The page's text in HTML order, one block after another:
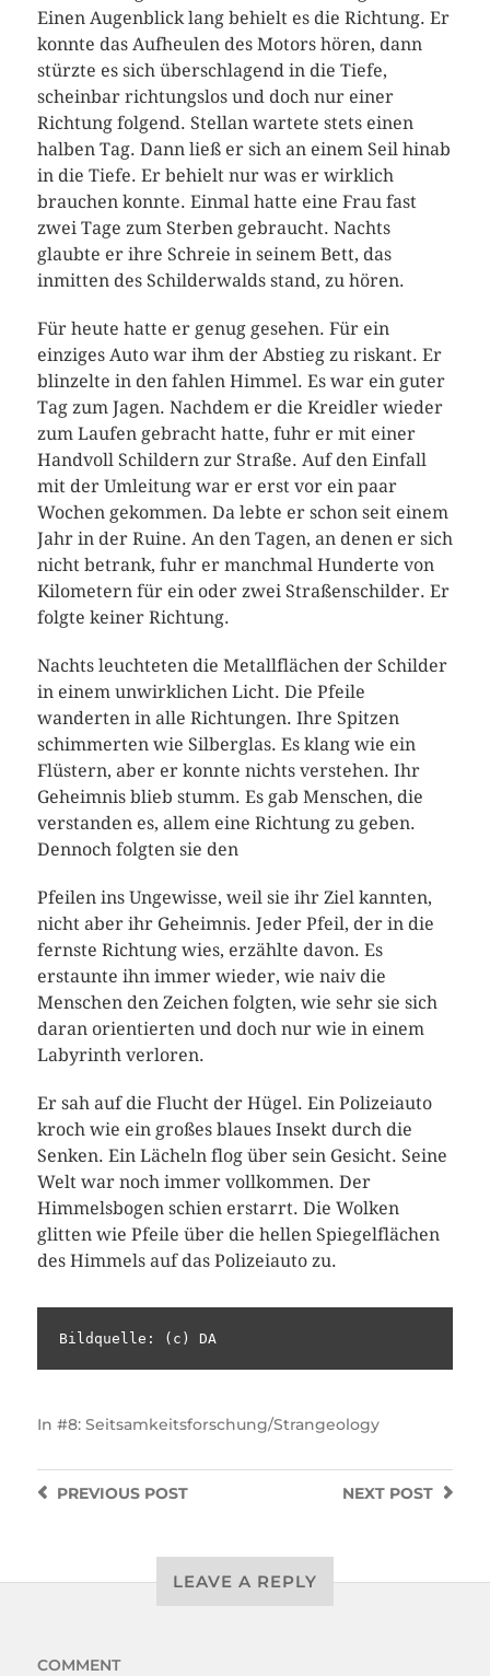
Einen Augenblick lang behielt es die Richtung. Er
konnte das Aufheulen des Motors hören, dann
stürzte es sich überschlagend in die Tiefe,
scheinbar richtungslos und doch nur einer
Richtung folgend. Stellan wartete stets einen
halben Tag. Dann ließ er sich an einem Seil hinab
in die Tiefe. Er behielt nur was er wirklich
brauchen konnte. Einmal hatte eine Frau fast
zwei Tage zum Sterben gebraucht. Nachts
glaubte er ihre Schreie in seinem Bett, das
inmitten des Schilderwalds stand, zu hören.
Für heute hatte er genug gesehen. Für ein
einziges Auto war ihm der Abstieg zu riskant. Er
blinzelte in den fahlen Himmel. Es war ein guter
Tag zum Jagen. Nachdem er die Kreidler wieder
zum Laufen gebracht hatte, fuhr er mit einer
Handvoll Schildern zur Straße. Auf den Einfall
mit der Umleitung war er erst vor ein paar
Wochen gekommen. Da lebte er schon seit einem
Jahr in der Ruine. An den Tagen, an denen er sich
nicht betrank, fuhr er manchmal Hunderte von
Kilometern für ein oder zwei Straßenschilder. Er
folgte keiner Richtung.
Nachts leuchteten die Metallflächen der Schilder
in einem unwirklichen Licht. Die Pfeile
wanderten in alle Richtungen. Ihre Spitzen
schimmerten wie Silberglas. Es klang wie ein
Flüstern, aber er konnte nichts verstehen. Ihr
Geheimnis blieb stumm. Es gab Menschen, die
verstanden es, allem eine Richtung zu geben.
Dennoch folgten sie den
Pfeilen ins Ungewisse, weil sie ihr Ziel kannten,
nicht aber ihr Geheimnis. Jeder Pfeil, der in die
fernste Richtung wies, erzählte davon. Es
erstaunte ihn immer wieder, wie naiv die
Menschen den Zeichen folgten, wie sehr sie sich
daran orientierten und doch nur wie in einem
Labyrinth verloren.
Er sah auf die Flucht der Hügel. Ein Polizeiauto
kroch wie ein großes blaues Insekt durch die
Senken. Ein Lächeln flog über sein Gesicht. Seine
Welt war noch immer vollkommen. Der
Himmelsbogen schien erstarrt. Die Wolken
glitten wie Pfeile über die hellen Spiegelflächen
des Himmels auf das Polizeiauto zu.
Bildquelle: (c) DA
In #8: Seitsamkeitsforschung/Strangeology
NEXT POST
PREVIOUSPOST
LEAVE A REPLY
COMMENT